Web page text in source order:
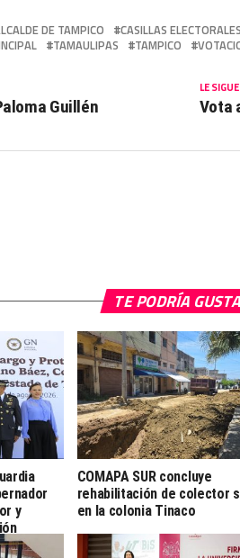
DE TAMPICO CASILLAS ELECTORALES
TAMAULIPAS TAMPICO
LE SIGUE
Vota
Guillén
TE PODRÍA
y
COMAPA SUR concluye
rehabilitación de colector
en la colonia Tinaco